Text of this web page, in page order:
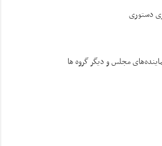
دستوری
مجلس و دیگر گروه ها